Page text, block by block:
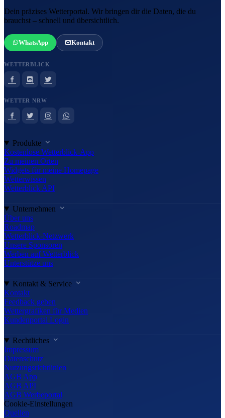
Dein präzises Wetterportal. Wir bringen dir die Daten, die du
brauchst – schnell und übersichtlich.
WhatsApp Kontakt
WETTERBLICK
WETTER NRW
Produkte
Kostenlose Wetterblick-App
Zu meinen Orten
Widgets für meine Homepage
Wetterwissen
Wetterblick API
Unternehmen
Über uns
Roadmap
Wetterblick-Netzwerk
Unsere Sponsoren
Werben auf Wetterblick
Unterstütze uns
Kontakt & Service
Kontakt
Feedback geben
Wettergrafiken für Medien
Kundenportal Login
Rechtliches
Impressum
Datenschutz
Nutzungsrichtlinien
AGB App
AGB API
AGB Werbeportal
Cookie-Einstellungen
Quellen